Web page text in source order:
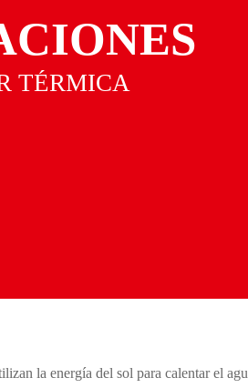
TÉRMICA
la energía del sol para calentar el